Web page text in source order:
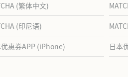
(繁体中文)
(印尼语)
优惠券APP (iPhone) 日本